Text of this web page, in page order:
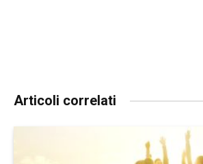
Articoli correlati